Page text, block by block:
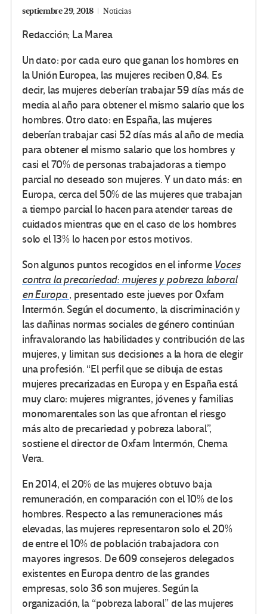
septiembre 29, 2018 Noticias
Redacción; La Marea
Un dato: por cada euro que ganan los hombres en
la Unión Europea, las mujeres reciben 0,84. Es
decir, las mujeres deberían trabajar 59 días más de
media al año para obtener el mismo salario que los
hombres. Otro dato: en España, las mujeres
deberían trabajar casi 52 días más al año de media
para obtener el mismo salario que los hombres y
casi el 70% de personas trabajadoras a tiempo
parcial no deseado son mujeres. Y un dato más: en
Europa, cerca del 50% de las mujeres que trabajan
a tiempo parcial lo hacen para atender tareas de
cuidados mientras que en el caso de los hombres
solo el 13% lo hacen por estos motivos.
Son algunos puntos recogidos en el informe Voces
contra la precariedad: mujeres y pobreza laboral
en Europa, presentado este jueves por Oxfam
Intermón. Según el documento, la discriminación y
las dañinas normas sociales de género continúan
infravalorando las habilidades y contribución de las
mujeres, y limitan sus decisiones a la hora de elegir
una profesión. “El perfil que se dibuja de estas
mujeres precarizadas en Europa y en España está
muy claro: mujeres migrantes, jóvenes y familias
monomarentales son las que afrontan el riesgo
más alto de precariedad y pobreza laboral”,
sostiene el director de Oxfam Intermón, Chema
Vera.
En 2014, el 20% de las mujeres obtuvo baja
remuneración, en comparación con el 10% de los
hombres. Respecto a las remuneraciones más
elevadas, las mujeres representaron solo el 20%
de entre el 10% de población trabajadora con
mayores ingresos. De 609 consejeros delegados
existentes en Europa dentro de las grandes
empresas, solo 36 son mujeres. Según la
organización, la “pobreza laboral” de las mujeres